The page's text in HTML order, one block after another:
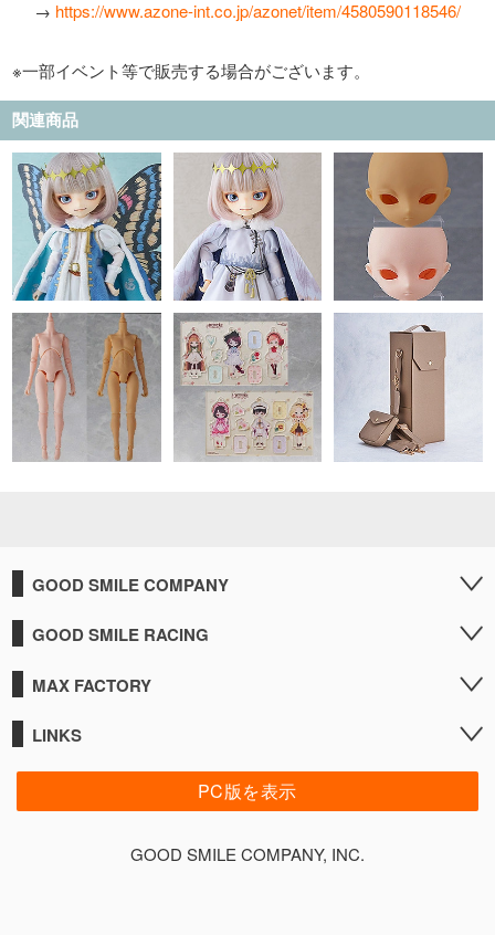
→ https://www.azone-int.co.jp/azonet/item/4580590118546/
※一部イベント等で販売する場合がございます。
関連商品
GOOD SMILE COMPANY
GOOD SMILE RACING
MAX FACTORY
LINKS
PC版を表示
GOOD SMILE COMPANY, INC.